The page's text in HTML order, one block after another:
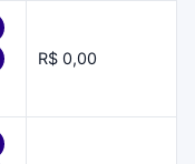
R$ 0,00